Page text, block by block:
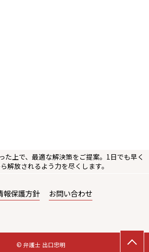
た上で、最適な解決策をご提案。1日でも早く
解放されるよう力を尽くします。
報保護方針 お問い合わせ
© 弁護士 出口忠明